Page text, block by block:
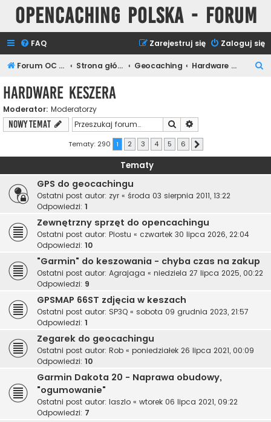
Opencaching Polska - Forum
FAQ Zaloguj się
Zarejestruj się
Forum OC PL Strona główna Geocaching Hardware Keszera
Hardware Keszera
Moderator: Moderatorzy
NOWY TEMAT Szukaj
Tematy: 290 1 2 3 4 5 6
Tematy
GPS do geocachingu
Ostatni post autor: zyr « środa 03 sierpnia 2011, 13:22
Odpowiedzi: 1
Zewnętrzny sprzęt do opencachingu
Ostatni post autor: Piostu « czwartek 30 lipca 2026, 22:04
Odpowiedzi: 10
"Garmin" do keszowania - chyba czas na zakup
Ostatni post autor: Agrajaga « niedziela 27 lipca 2025, 00:22
Odpowiedzi: 9
GPSMAP 66ST zdjęcia w keszach
Ostatni post autor: SP3Q « sobota 09 grudnia 2023, 21:57
Odpowiedzi: 1
Zegarek do geocachingu
Ostatni post autor: Rob « poniedziałek 26 lipca 2021, 00:09
Odpowiedzi: 10
Garmin Dakota 20 - Naprawa obudowy,
"ogumowanie"
Ostatni post autor: laszlo « wtorek 06 lipca 2021, 09:22
Odpowiedzi: 7